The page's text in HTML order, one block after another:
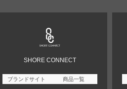
SHORE CONNECT
ブランドサイト 商品一覧